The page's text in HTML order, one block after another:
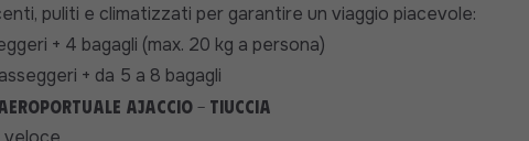
puliti e climatizzati per garantire un viaggio piacevole:
+ 4 bagagli (max. 20 kg a persona)
+ da 5 a 8 bagagli
Ajaccio - Tiuccia